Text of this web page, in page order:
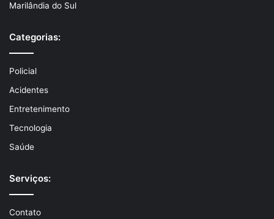
Marilândia do Sul
Categorias:
Policial
Acidentes
Entretenimento
Tecnologia
Saúde
Serviços:
Contato